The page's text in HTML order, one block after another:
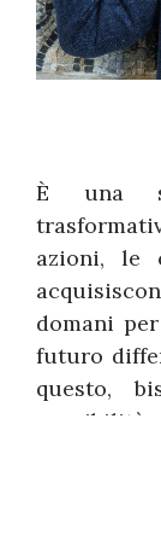
È una
azioni, le
domani
futuro
questo,